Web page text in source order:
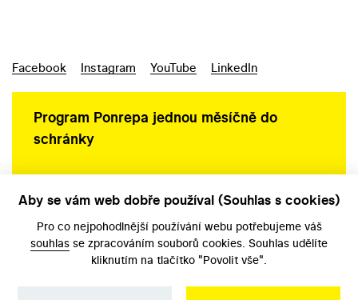
Facebook Instagram YouTube LinkedIn
Program Ponrepa jednou měsíčně do
schránky
Aby se vám web dobře používal (Souhlas s cookies)
Pro co nejpohodlnější používání webu potřebujeme váš
souhlas se zpracováním souborů cookies. Souhlas udělíte
kliknutím na tlačítko "Povolit vše".